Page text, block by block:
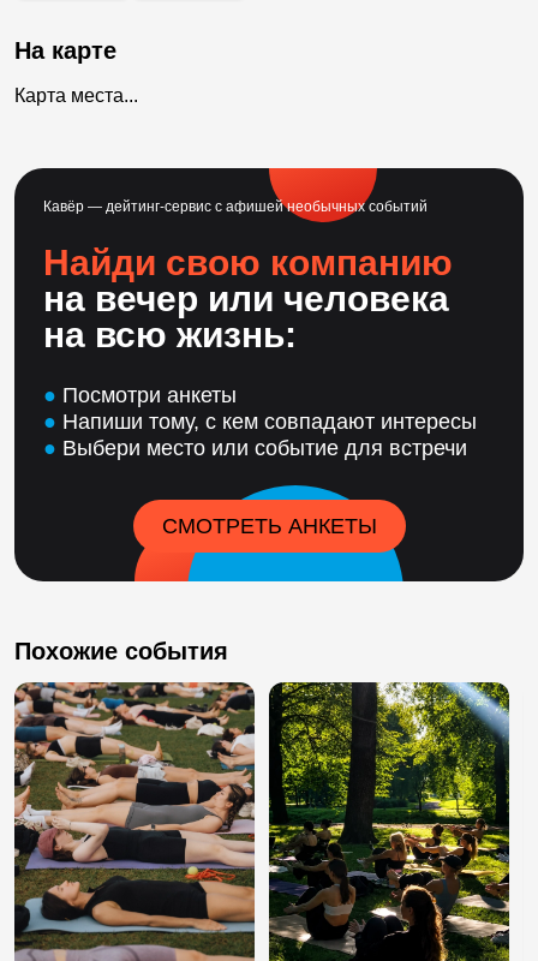
На карте
Карта места...
Кавёр — дейтинг-сервис с афишей необычных событий
Найди свою компанию
на вечер или человека
на всю жизнь:
● Посмотри анкеты
● Напиши тому, с кем совпадают интересы
● Выбери место или событие для встречи
СМОТРЕТЬ АНКЕТЫ
Похожие события